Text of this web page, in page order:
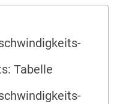
Tabelle